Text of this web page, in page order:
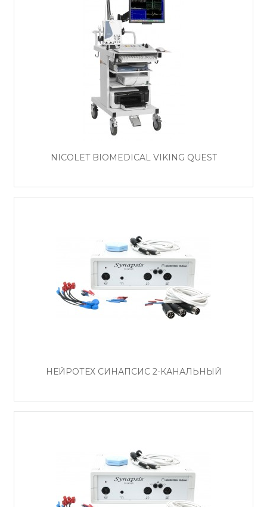
NICOLET BIOMEDICAL VIKING QUEST
НЕЙРОТЕХ СИНАПСИС 2-КАНАЛЬНЫЙ